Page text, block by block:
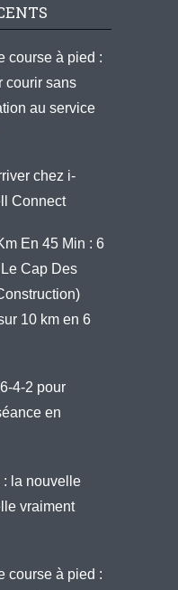
course à pied :
courir sans
au service
chez i-
Connect
En 45 Min : 6
Cap Des
10 km en 6
4-2 pour
en
la nouvelle
vraiment
course à pied :